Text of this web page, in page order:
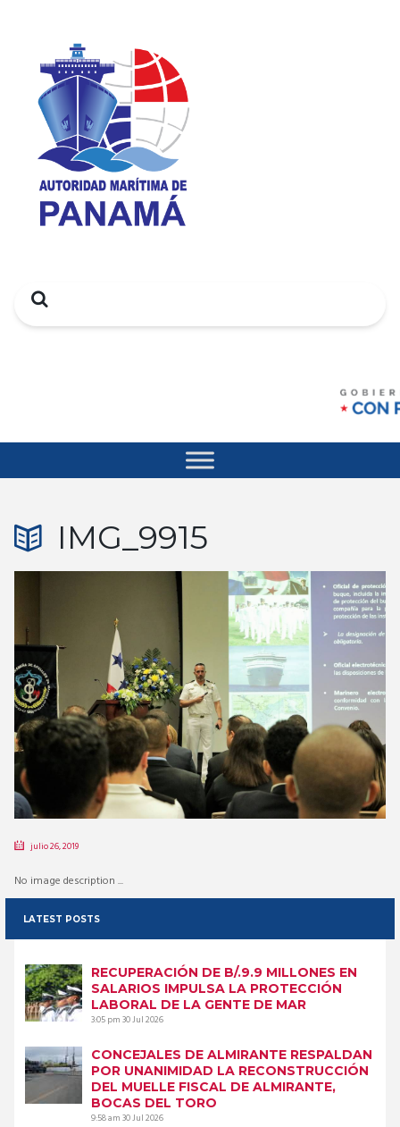
Search
IMG_9915
julio 26, 2019
No image description ...
LATEST POSTS
RECUPERACIÓN DE B/.9.9 MILLONES EN
SALARIOS IMPULSA LA PROTECCIÓN
LABORAL DE LA GENTE DE MAR
3:05 pm30 Jul 2026
CONCEJALES DE ALMIRANTE RESPALDAN
POR UNANIMIDAD LA RECONSTRUCCIÓN
DEL MUELLE FISCAL DE ALMIRANTE,
BOCAS DEL TORO
9:58 am30 Jul 2026